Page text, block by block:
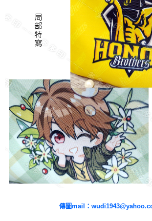
４．使用「AFTEE先享後付」時，將依據個別帳號之
時審查核予不同之上限額度；若仍有額度不足之情形
請求用戶進行身份認證。
５．嚴禁一人註冊多個帳號或使用他人資訊註冊。若
恩沛科技股份有限公司將有權停止該用戶之使用額度
傳圖mail：